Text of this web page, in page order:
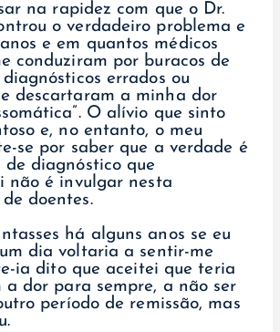
na rapidez com que o Dr.
o verdadeiro problema e
e em quantos médicos
conduziram por buracos de
errados ou
descartaram a minha dor
O alívio que sinto
e, no entanto, o meu
se por saber que a verdade é
de diagnóstico que
não é invulgar nesta
doentes.
há alguns anos se eu
dia voltaria a sentir-me
ia dito que aceitei que teria
a dor para sempre, a não ser
período de remissão, mas